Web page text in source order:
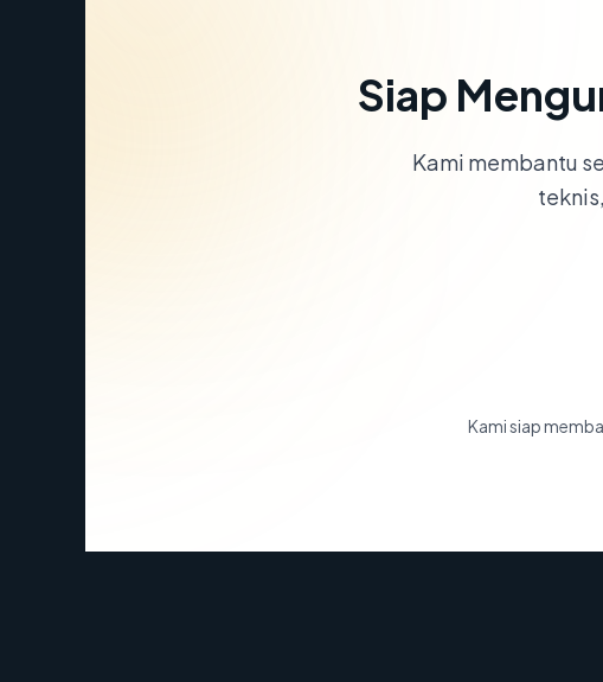
Siap
Kami membantu
Kami siap